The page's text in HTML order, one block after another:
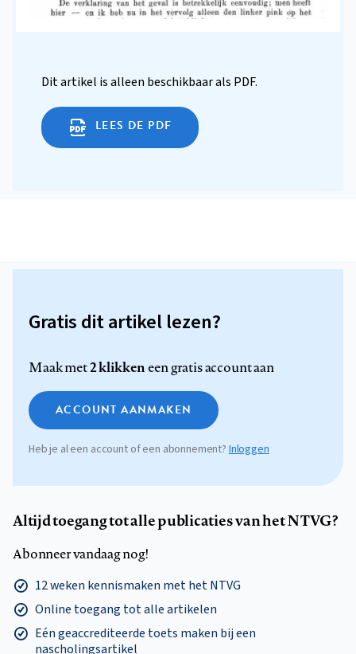
Dit artikel is alleen beschikbaar als PDF.
LEES DE PDF
Gratis dit artikel lezen?
Maak met2 klikkeneen gratis account aan
ACCOUNT AANMAKEN
Heb je al een account of een abonnement? Inloggen
Altijd toegang tot alle publicaties van het NTVG?
Abonneer vandaag nog!
12 weken kennismaken met het NTVG
Online toegang tot alle artikelen
Eén geaccrediteerde toets maken bij een
nascholingsartikel